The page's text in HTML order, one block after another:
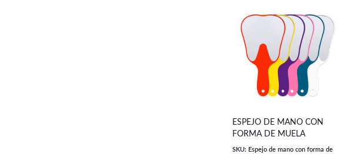
ESPEJO DE MANO CON
FORMA DE MUELA
SKU: Espejo de mano con forma de